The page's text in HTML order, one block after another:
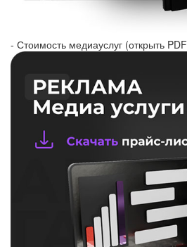
- Стоимость медиауслуг (открыть